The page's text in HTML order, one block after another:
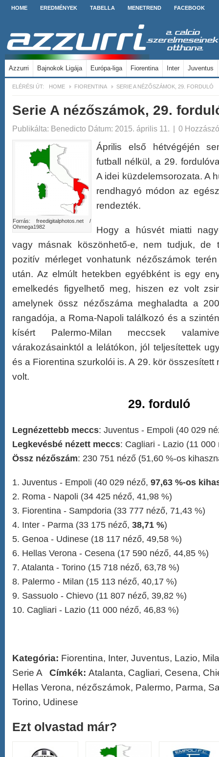
HOME EREDMÉNYEK TABELLA MENETREND FACEBOOK
Azzurri Bajnokok Ligája Európa-liga Fiorentina Inter Juventus
ELÉRÉSI ÚT: HOME FIORENTINA SERIE A NÉZŐSZÁMOK, 29. FORDULÓ
Serie A nézőszámok, 29.
Publikálta: Benedicto Dátum: 2015. április 11. | 0
Forrás: freedigitalphotos.net /
Ohmega1982
Április első hétvégéjén
futball nélkül, a 29.
A idei küzdelemsorozata. A
rendhagyó módon az
rendezték.
Hogy a húsvét miatti
vagy másnak köszönhető-e, nem tudjuk, de
pozitív mérleget vonhatunk nézőszámok
után. Az elmúlt hetekben egyébként is egy
emelkedés figyelhető meg, hiszen ez volt
amelynek össz nézőszáma meghaladta a
rangadója, a Roma-Napoli találkozó és a
kísért Palermo-Milan meccsek
várakozásainktól a lelátókon, jól teljesítettek
és a Fiorentina szurkolói is. A 29. kör összesített
volt.
29. forduló
Legnézettebb meccs: Juventus - Empoli (40 029
Legkevésbé nézett meccs: Cagliari - Lazio (11 000
Össz nézőszám: 230 751 néző (51,60 %-os
1. Juventus - Empoli (40 029 néző, 97,63 %-os
2. Roma - Napoli (34 425 néző, 41,98 %)
3. Fiorentina - Sampdoria (33 777 néző, 71,43 %)
4. Inter - Parma (33 175 néző, 38,71 %)
5. Genoa - Udinese (18 117 néző, 49,58 %)
6. Hellas Verona - Cesena (17 590 néző, 44,85 %)
7. Atalanta - Torino (15 718 néző, 63,78 %)
8. Palermo - Milan (15 113 néző, 40,17 %)
9. Sassuolo - Chievo (11 807 néző, 39,82 %)
10. Cagliari - Lazio (11 000 néző, 46,83 %)
Kategória: Fiorentina, Inter, Juventus, Lazio,
Serie A
Címkék: Atalanta, Cagliari, Cesena,
Hellas Verona, nézőszámok, Palermo, Parma,
Torino, Udinese
Ezt olvastad már?